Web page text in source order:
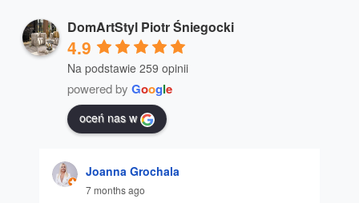
DomArtStyl Piotr Śniegocki
4.9
Na podstawie 259 opinii
powered by Google
oceń nas w
Joanna Grochala
7 months ago